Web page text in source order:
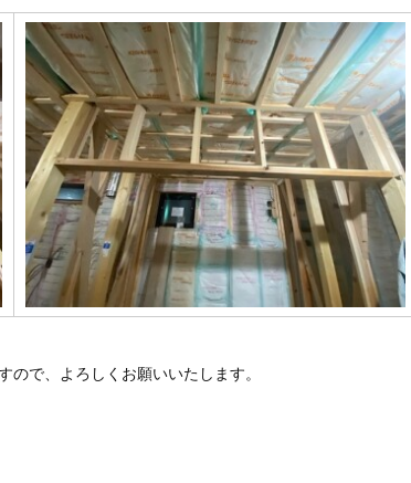
で、よろしくお願いいたします。